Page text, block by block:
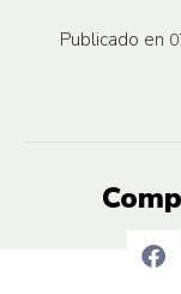
Publicado en